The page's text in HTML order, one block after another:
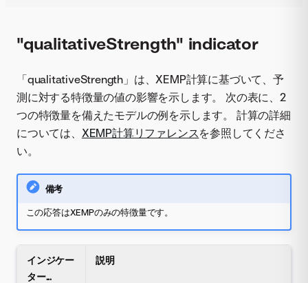
"qualitativeStrength" indicator
「qualitativeStrength」は、XEMP計算に基づいて、予
測に対する特徴量の値の影響を示します。 次の表に、2
つの特徴量を備えたモデルの例を示します。 計算の詳細
については、 XEMP計算リファレンスを参照してくださ
い。
備考
この応答はXEMPのみの特徴量です。
インジケー
ター...
説明